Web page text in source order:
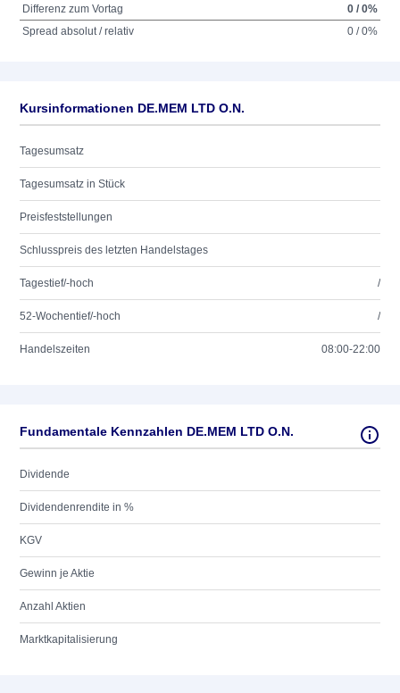
Differenz zum Vortag
0 / 0%
Spread absolut / relativ
0 / 0%
Kursinformationen DE.MEM LTD O.N.
Tagesumsatz
Tagesumsatz in Stück
Preisfeststellungen
Schlusspreis des letzten Handelstages
Tagestief/-hoch /
52-Wochentief/-hoch /
Handelszeiten 08:00-22:00
Fundamentale Kennzahlen DE.MEM LTD O.N.
Dividende
Dividendenrendite in %
KGV
Gewinn je Aktie
Anzahl Aktien
Marktkapitalisierung